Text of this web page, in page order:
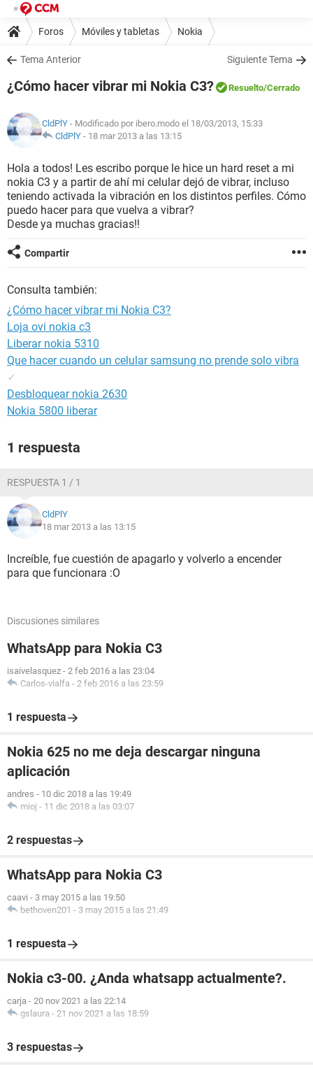
Foros Móviles y tabletas Nokia
Tema Anterior Siguiente Tema
¿Cómo hacer vibrar mi Nokia C3? Resuelto/Cerrado
CldPlY - Modificado por ibero.modo el 18/03/2013, 15:33
CldPlY - 18 mar 2013 a las 13:15
Hola a todos! Les escribo porque le hice un hard reset a mi
nokia C3 y a partir de ahí mi celular dejó de vibrar, incluso
teniendo activada la vibración en los distintos perfiles. Cómo
puedo hacer para que vuelva a vibrar?
Desde ya muchas gracias!!
Compartir
Consulta también:
¿Cómo hacer vibrar mi Nokia C3?
Loja ovi nokia c3
Liberar nokia 5310
Que hacer cuando un celular samsung no prende solo vibra
✓
Desbloquear nokia 2630
Nokia 5800 liberar
1 respuesta
RESPUESTA 1 / 1
CldPlY
18 mar 2013 a las 13:15
Increíble, fue cuestión de apagarlo y volverlo a encender
para que funcionara :O
Discusiones similares
WhatsApp para Nokia C3
isaivelasquez - 2 feb 2016 a las 23:04
Carlos-vialfa - 2 feb 2016 a las 23:59
1 respuesta
Nokia 625 no me deja descargar ninguna
aplicación
andres - 10 dic 2018 a las 19:49
mioj - 11 dic 2018 a las 03:07
2 respuestas
WhatsApp para Nokia C3
caavi - 3 may 2015 a las 19:50
bethoven201 - 3 may 2015 a las 21:49
1 respuesta
Nokia c3-00. ¿Anda whatsapp actualmente?.
carja - 20 nov 2021 a las 22:14
gslaura - 21 nov 2021 a las 18:59
3 respuestas